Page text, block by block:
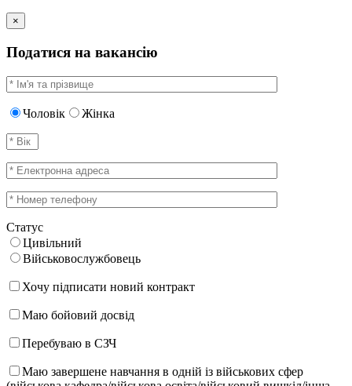
×
Податися на вакансію
Чоловік Жінка
Статус
Цивільний
Військовослужбовець
Хочу підписати новий контракт
Маю бойовий досвід
Перебуваю в СЗЧ
Маю завершене навчання в одній із військових сфер